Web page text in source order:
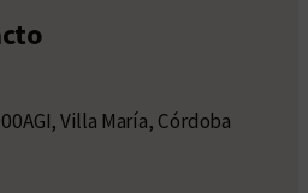
Villa María, Córdoba